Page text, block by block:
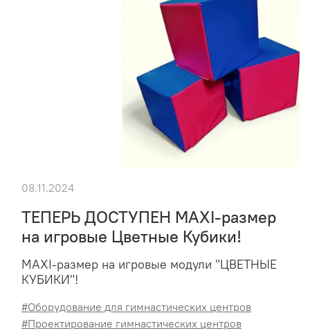
ТЕПЕРЬ ДОСТУПЕН MAXI-размер
на игровые Цветные Кубики!
MAXI-размер на игровые модули "ЦВЕТНЫЕ
КУБИКИ"!
08.11.2024
#Оборудование для гимнастических центров
#Проектирование гимнастических центров